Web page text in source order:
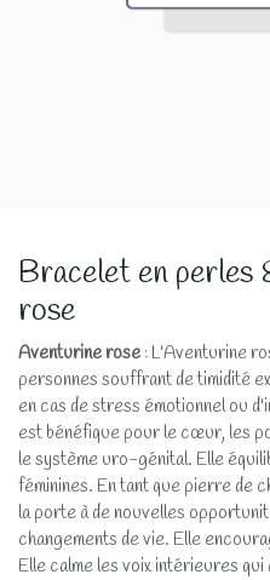
Bracelet en perles
rose
Aventurine rose : L'Aventurine
personnes souffrant de timidité
en cas de stress émotionnel ou
est bénéfique pour le cœur, les
le système uro-génital. Elle
féminines. En tant que pierre de
la porte à de nouvelles
changements de vie. Elle
Elle calme les voix intérieures